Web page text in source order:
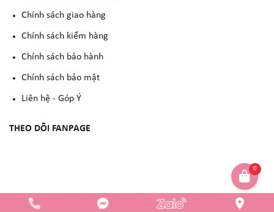
Chính sách giao hàng
Chính sách kiểm hàng
Chính sách bảo hành
Chính sách bảo mật
Liên hệ - Góp Ý
THEO DÕI FANPAGE
Copyright © 2023 - YẾN NGUYỄN COSMETIC. All rights reserved. Design by
0